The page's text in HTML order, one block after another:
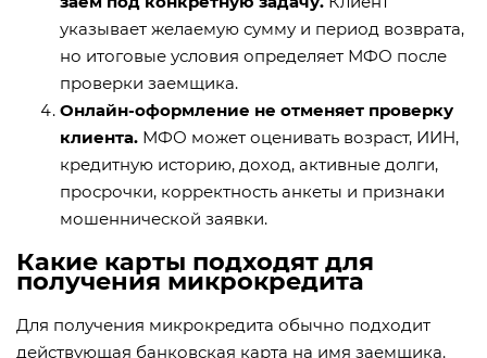
указывает желаемую сумму и период возврата,
но итоговые условия определяет МФО после
проверки заемщика.
Онлайн-оформление не отменяет проверку
клиента. МФО может оценивать возраст, ИИН,
кредитную историю, доход, активные долги,
просрочки, корректность анкеты и признаки
мошеннической заявки.
Какие карты подходят для
получения микрокредита
Для получения микрокредита обычно подходит
действующая банковская карта на имя заемщика.